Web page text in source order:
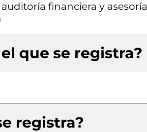
financiera y asesoría
que se registra?
registra?